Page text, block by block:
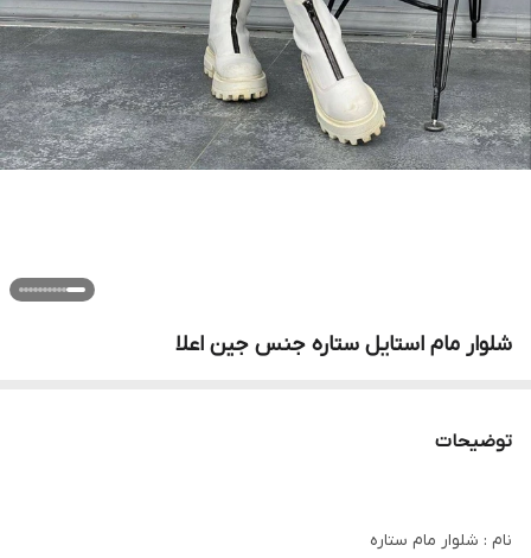
شلوار مام استایل ستاره جنس جین اعلا
توضیحات
نام : شلوار مام ستاره